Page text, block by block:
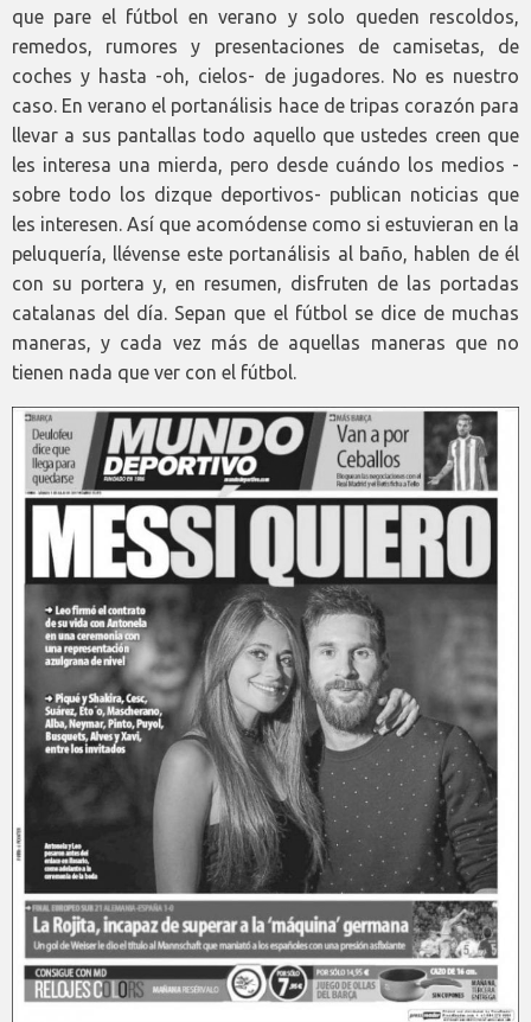
que pare el fútbol en verano y solo queden rescoldos,
remedos, rumores y presentaciones de camisetas, de
coches y hasta -oh, cielos- de jugadores. No es nuestro
caso. En verano el portanálisis hace de tripas corazón para
llevar a sus pantallas todo aquello que ustedes creen que
les interesa una mierda, pero desde cuándo los medios -
sobre todo los dizque deportivos- publican noticias que
les interesen. Así que acomódense como si estuvieran en la
peluquería, llévense este portanálisis al baño, hablen de él
con su portera y, en resumen, disfruten de las portadas
catalanas del día. Sepan que el fútbol se dice de muchas
maneras, y cada vez más de aquellas maneras que no
tienen nada que ver con el fútbol.